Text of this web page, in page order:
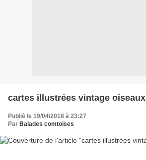
cartes illustrées vintage oiseaux
Publié le 19/04/2018 à 23:27
Par Balades comtoises